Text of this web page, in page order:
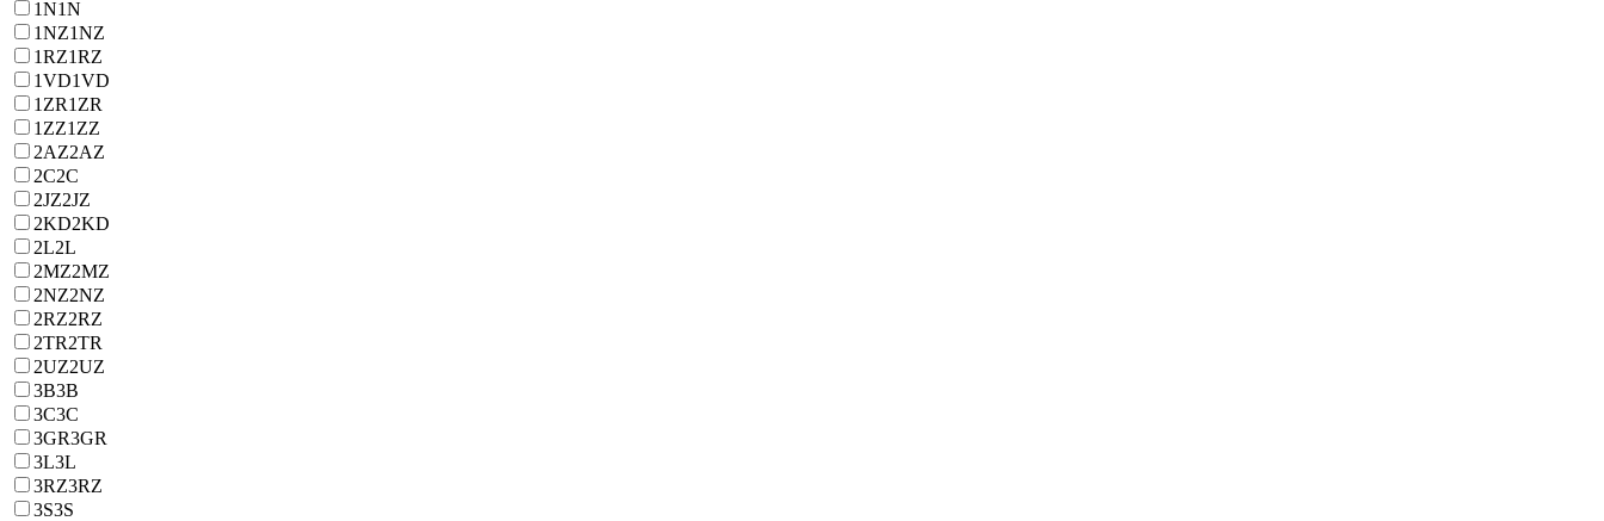
1N1N
1NZ1NZ
1RZ1RZ
1VD1VD
1ZR1ZR
1ZZ1ZZ
2AZ2AZ
2C2C
2JZ2JZ
2KD2KD
2L2L
2MZ2MZ
2NZ2NZ
2RZ2RZ
2TR2TR
2UZ2UZ
3B3B
3C3C
3GR3GR
3L3L
3RZ3RZ
3S3S